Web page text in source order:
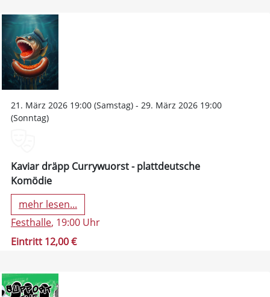
21. März 2026 19:00 (Samstag) - 29. März 2026 19:00
(Sonntag)
Kaviar dräpp Currywuorst - plattdeutsche
Komödie
mehr lesen...
Festhalle, 19:00 Uhr
Eintritt 12,00 €